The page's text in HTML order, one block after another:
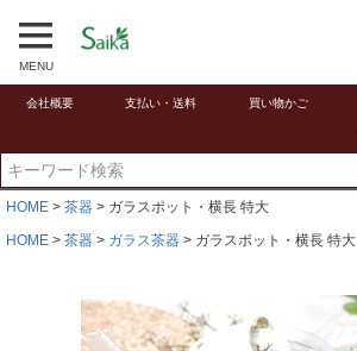
MENU
会社概要 支払い・送料 買い物かご
HOME 茶器
ガラスポット・横長 特大
HOME
茶器 ガラス茶器 ガラスポット・横長 特大